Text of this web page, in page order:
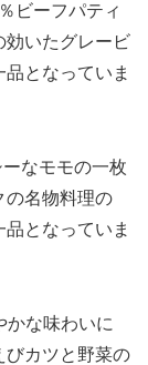
ビーフパティ
効いたグレービ
となっていま
ーなモモの一枚
の名物料理の
品となっていま
かな味わいに
びカツと野菜の